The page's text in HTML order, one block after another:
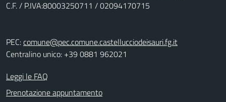
C.F. / P.IVA:80003250711 / 02094170715
PEC:comune@pec.comune.castellucciodeisauri.fg.it
Centralino unico: +39 0881 962021
Leggi le FAQ
Prenotazione appuntamento